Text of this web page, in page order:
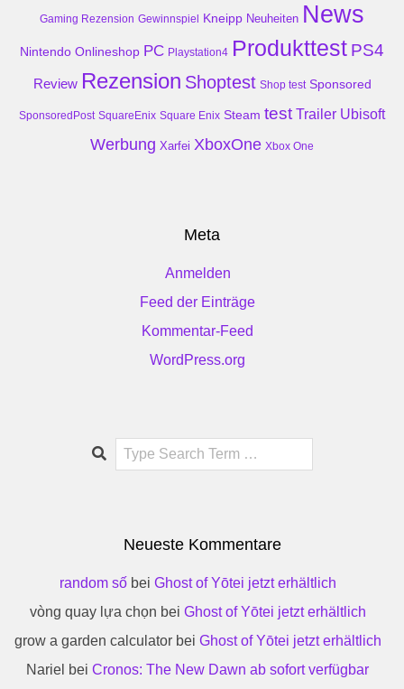
Gaming Rezension Gewinnspiel Kneipp Neuheiten News
Nintendo Onlineshop PC Playstation4 Produkttest PS4
Review Rezension Shoptest Shop test Sponsored
SponsoredPost SquareEnix Square Enix Steam test Trailer Ubisoft
Werbung Xarfei XboxOne Xbox One
Meta
Anmelden
Feed der Einträge
Kommentar-Feed
WordPress.org
Search
Neueste Kommentare
random sốbei Ghost of Yōtei jetzt erhältlich
vòng quay lựa chọn bei Ghost of Yōtei jetzt erhältlich
grow a garden calculatorbei Ghost of Yōtei jetzt erhältlich
Nariel bei Cronos: The New Dawn ab sofort verfügbar